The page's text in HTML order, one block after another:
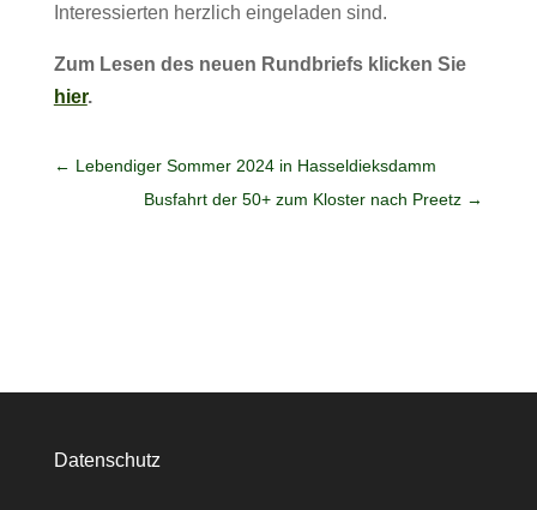
Interessierten herzlich eingeladen sind.
Zum Lesen des neuen Rundbriefs klicken Sie
hier.
← Lebendiger Sommer 2024 in Hasseldieksdamm
Busfahrt der 50+ zum Kloster nach Preetz →
Datenschutz